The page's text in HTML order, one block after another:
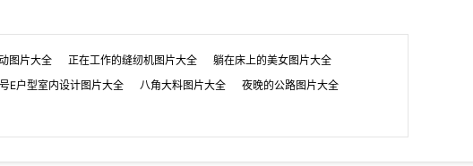
图片大全 正在工作的缝纫机图片大全
躺在床上的美女图片大全
E户型室内设计图片大全 八角大料图片大全
夜晚的公路图片大全